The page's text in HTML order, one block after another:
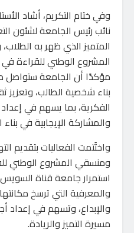
وفي ختام التكريم، أشاد
نائب رئيس الجامعة لشئون
المتميز الذي ظهر به
المشروع الوطني للقراءة
مؤكدًا أن الجامعة ستواصل
بناء شخصية الطالب، وتعزيز
الفكرية، بما يسهم في
والمشاركة الإيجابية في
واختُتمت الفعاليات بتقديم
ومنسقي المشروع الوطني
استمرار جامعة قناة
والمعرفية التي ترسخ
والإبداع، وتسهم في إعداد
مسيرة التميز والريادة.